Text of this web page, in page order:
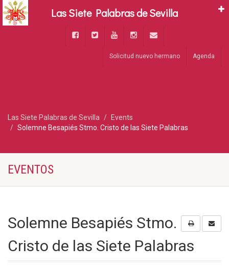
Solicitud nuevo hermano Agenda
Las Siete Palabras de Sevilla
Events
Solemne Besapiés Stmo. Cristo de las Siete Palabras
EVENTOS
Solemne Besapiés Stmo.
Cristo de las Siete Palabras
Las Siete Palabras de Sevilla